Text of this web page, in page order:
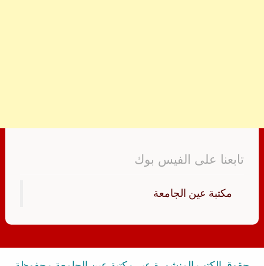
تابعنا على الفيس بوك
‏مكتبة عين الجامعة‏